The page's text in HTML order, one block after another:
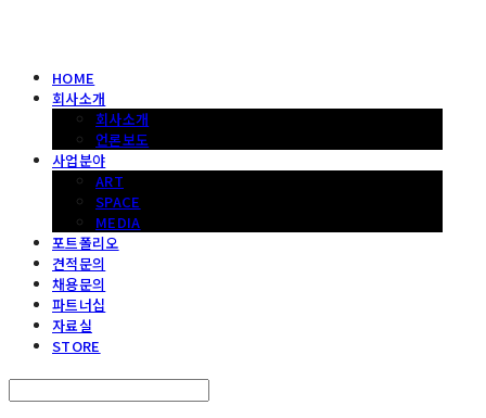
HOME
회사소개
회사소개
언론보도
사업분야
ART
SPACE
MEDIA
포트폴리오
견적문의
채용문의
파트너십
자료실
STORE